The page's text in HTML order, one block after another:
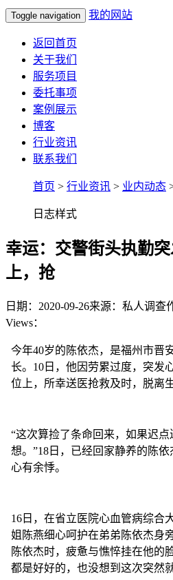
Toggle navigation 我的网站
返回首页
关于我们
服务项目
委托事项
案例展示
博客
行业资讯
联系我们
首页 > 行业资讯 > 业内动态
日志样式
幸运：交警街头执勤
上，抢
日期：2020-09-26来源：私人调查
Views：
今年40岁的陈依杰，是福州市晋
长。10日，他因劳累过度，突发
位上，所幸送医抢救及时，脱离
“这次算捡了条命回来，如果迟
想。”18日，已经回家静养的陈
心有余悸。
16日，在省立医院心血管病综合
姐陈燕细心呵护在弟弟陈依杰身
陈依杰时，疲惫与憔悴挂在他的
都是好好的，也没想到这次突然